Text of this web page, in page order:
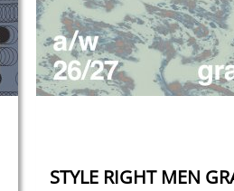
STYLE RIGHT MEN